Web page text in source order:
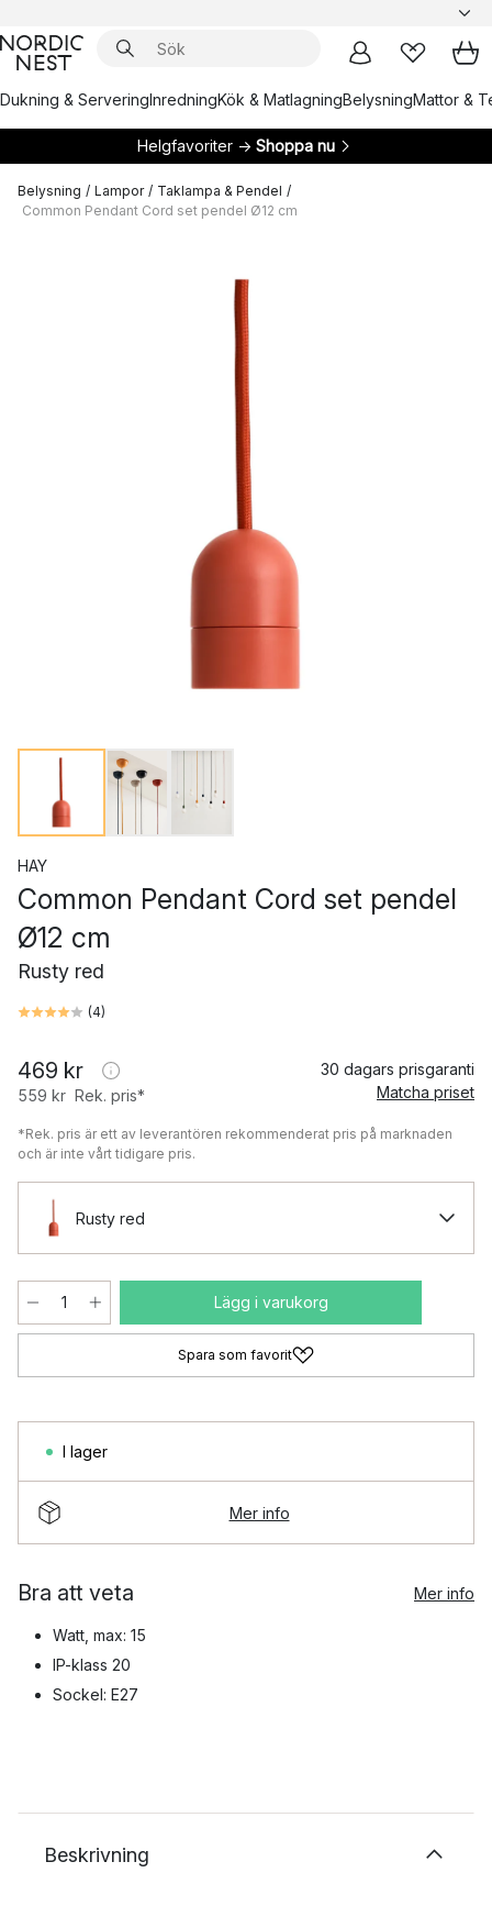
Dukning & ServeringInredningKök & MatlagningBelysningMattor &
Helgfavoriter → Shoppa nu
Belysning / Lampor / Taklampa & Pendel /
Common Pendant Cord set pendel Ø12 cm
HAY
Common Pendant Cord set pendel
Ø12 cm
Rusty red
(4)
469 kr
559 kr Rek. pris*
30 dagars prisgaranti
Matcha priset
*Rek. pris är ett av leverantören rekommenderat pris på marknaden
och är inte vårt tidigare pris.
Rusty red
Lägg i varukorg
Spara som favorit
I lager
Mer info
Bra att veta Mer info
Watt, max: 15
IP-klass 20
Sockel: E27
Beskrivning